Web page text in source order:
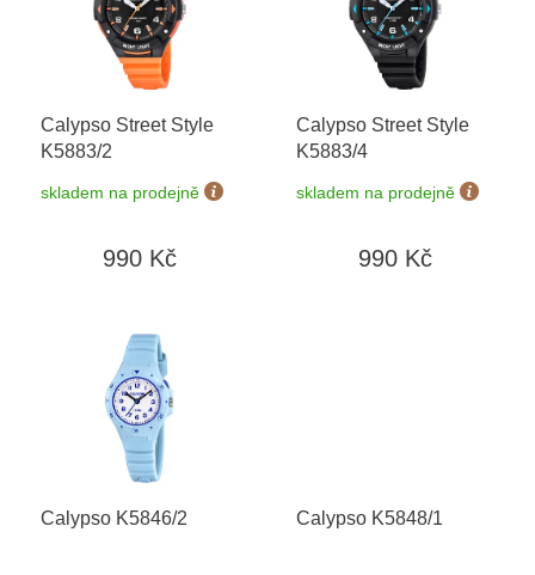
Calypso Street Style
K5883/2
skladem na prodejně
990 Kč
Calypso Street Style
K5883/4
skladem na prodejně
990 Kč
Calypso K5846/2 Calypso K5848/1